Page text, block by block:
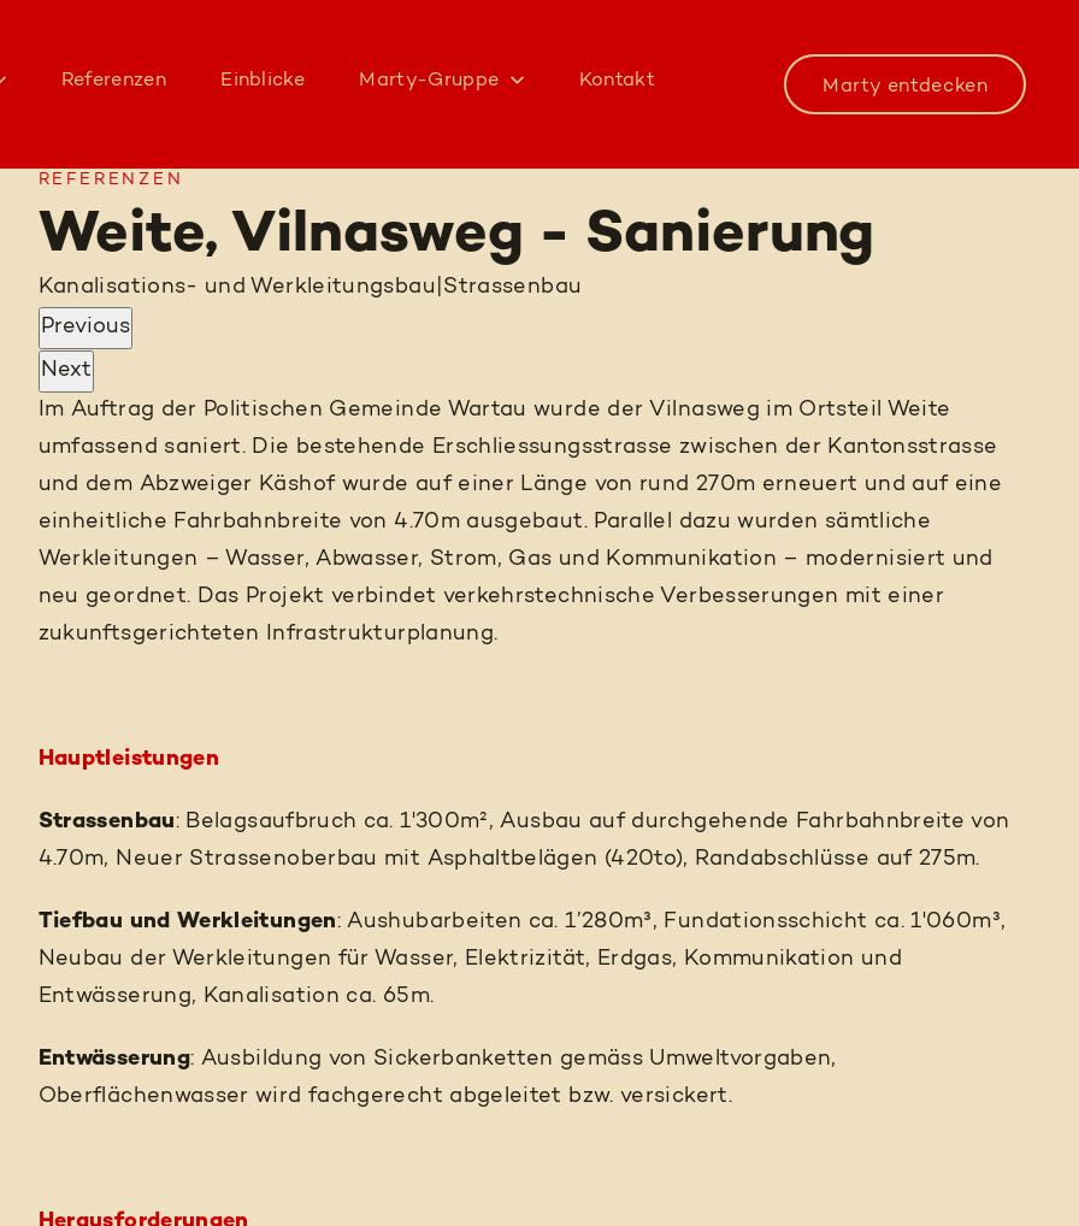
Referenzen Einblicke Marty-Gruppe Kontakt Marty entdecken
REFERENZEN
Weite, Vilnasweg - Sanierung
Kanalisations- und Werkleitungsbau Strassenbau
Previous
Next
Im Auftrag der Politischen Gemeinde Wartau wurde der Vilnasweg im Ortsteil Weite
umfassend saniert. Die bestehende Erschliessungsstrasse zwischen der Kantonsstrasse
und dem Abzweiger Käshof wurde auf einer Länge von rund 270m erneuert und auf eine
einheitliche Fahrbahnbreite von 4.70m ausgebaut. Parallel dazu wurden sämtliche
Werkleitungen – Wasser, Abwasser, Strom, Gas und Kommunikation – modernisiert und
neu geordnet. Das Projekt verbindet verkehrstechnische Verbesserungen mit einer
zukunftsgerichteten Infrastrukturplanung.
Hauptleistungen
Strassenbau: Belagsaufbruch ca. 1'300m², Ausbau auf durchgehende Fahrbahnbreite von
4.70m, Neuer Strassenoberbau mit Asphaltbelägen (420to), Randabschlüsse auf 275m.
Tiefbau und Werkleitungen: Aushubarbeiten ca. 1’280m³, Fundationsschicht ca. 1'060m³,
Neubau der Werkleitungen für Wasser, Elektrizität, Erdgas, Kommunikation und
Entwässerung, Kanalisation ca. 65m.
Entwässerung: Ausbildung von Sickerbanketten gemäss Umweltvorgaben,
Oberflächenwasser wird fachgerecht abgeleitet bzw. versickert.